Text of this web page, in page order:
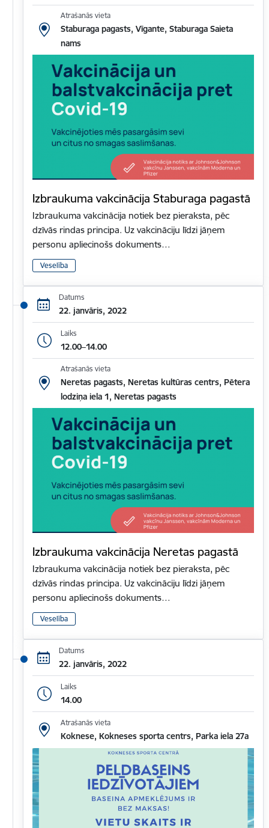
Atrašanās vieta
Staburaga pagasts, Vīgante, Staburaga Saieta
nams
Izbraukuma vakcinācija Staburaga pagastā
Izbraukuma vakcinācija notiek bez pieraksta, pēc
dzīvās rindas principa. Uz vakcināciju līdzi jāņem
personu apliecinošs dokuments…
Veselība
Datums
22. janvāris, 2022
Laiks
12.00–14.00
Atrašanās vieta
Neretas pagasts, Neretas kultūras centrs, Pētera
lodziņa iela 1, Neretas pagasts
Izbraukuma vakcinācija Neretas pagastā
Izbraukuma vakcinācija notiek bez pieraksta, pēc
dzīvās rindas principa. Uz vakcināciju līdzi jāņem
personu apliecinošs dokuments…
Veselība
Datums
22. janvāris, 2022
Laiks
14.00
Atrašanās vieta
Koknese, Kokneses sporta centrs, Parka iela 27a